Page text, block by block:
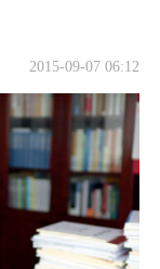
2015-09-07 06:12